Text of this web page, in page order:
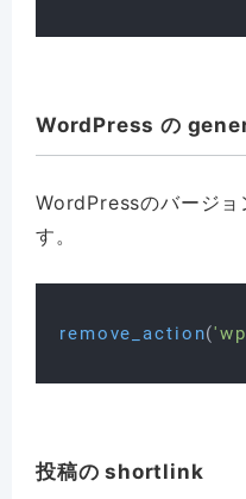
WordPress の
WordPressのバージョ
す。
remove_action(
投稿の shortlink